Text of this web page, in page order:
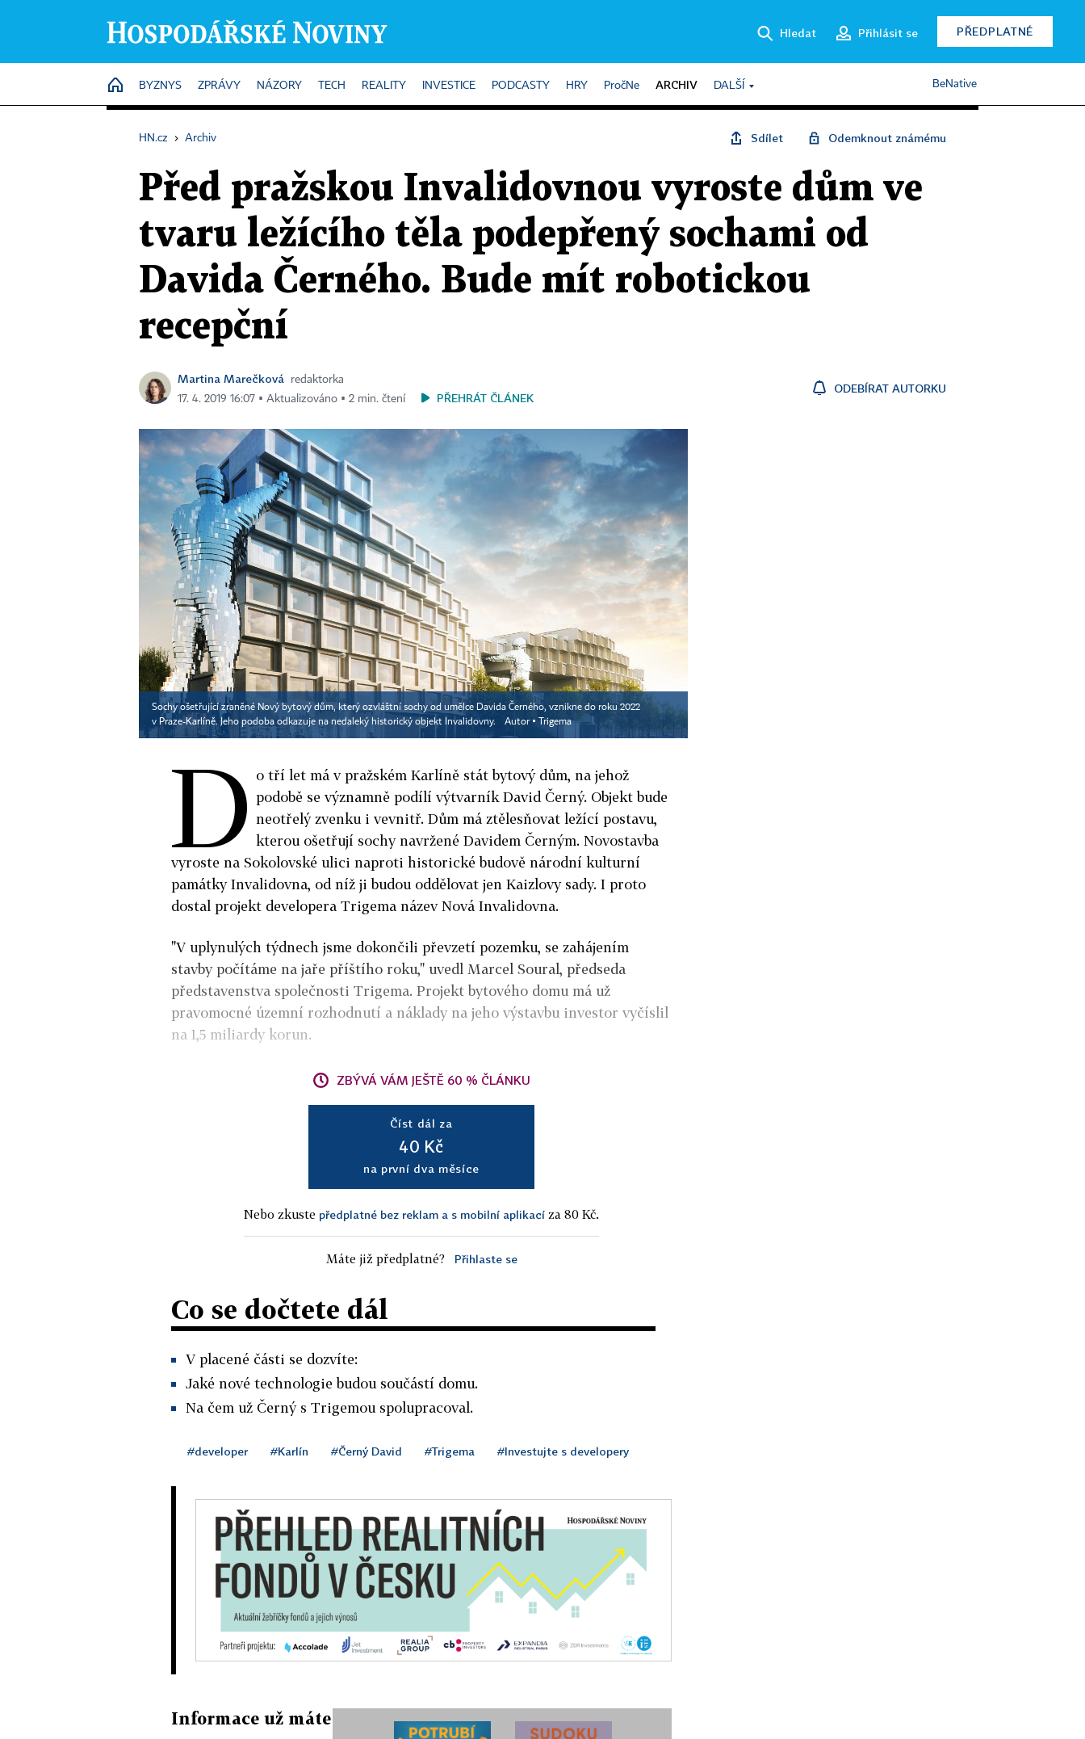
Hledat Přihlásit se PŘEDPLATNÉ
HOME
BYZNYS ZPRÁVY NÁZORY TECH REALITY INVESTICE PODCASTY HRY PročNe ARCHIV DALŠÍ BeNative
HN.cz › Archiv Sdílet Odemknout známému
Před pražskou Invalidovnou vyroste dům ve
tvaru ležícího těla podepřený sochami od
Davida Černého. Bude mít robotickou
recepční
Martina Marečková
redaktorka
17. 4. 2019 16:07 ▪ Aktualizováno ▪ 2 min. čtení
PŘEHRÁT ČLÁNEK
ODEBÍRAT AUTORKU
Sochy ošetřující zraněné Nový bytový dům, který ozvláštní sochy od umělce Davida Černého, vznikne do roku 2022
v Praze-Karlíně. Jeho podoba odkazuje na nedaleký historický objekt Invalidovny.
Autor ▪ Trigema
D o tří let má v pražském Karlíně stát bytový dům, na jehož
podobě se významně podílí výtvarník David Černý. Objekt bude
neotřelý zvenku i vevnitř. Dům má ztělesňovat ležící postavu,
kterou ošetřují sochy navržené Davidem Černým. Novostavba
vyroste na Sokolovské ulici naproti historické budově národní kulturní
památky Invalidovna, od níž ji budou oddělovat jen Kaizlovy sady. I proto
dostal projekt developera Trigema název Nová Invalidovna.
"V uplynulých týdnech jsme dokončili převzetí pozemku, se zahájením
stavby počítáme na jaře příštího roku," uvedl Marcel Soural, předseda
představenstva společnosti Trigema. Projekt bytového domu má už
pravomocné územní rozhodnutí a náklady na jeho výstavbu investor vyčíslil
na 1,5 miliardy korun.
ZBÝVÁ VÁM JEŠTĚ 60 % ČLÁNKU
Číst dál za
40 Kč
na první dva měsíce
Nebo zkuste předplatné bez reklam a s mobilní aplikací za 80 Kč.
Máte již předplatné? Přihlaste se
Co se dočtete dál
V placené části se dozvíte:
Jaké nové technologie budou součástí domu.
Na čem už Černý s Trigemou spolupracoval.
#developer #Karlín #Černý David #Trigema #Investujte s developery
Informace už máte